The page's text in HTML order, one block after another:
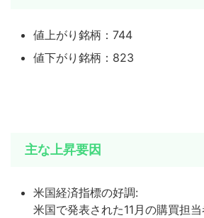
値上がり銘柄：744
値下がり銘柄：823
主な上昇要因
米国経済指標の好調:
米国で発表された11月の購買担当